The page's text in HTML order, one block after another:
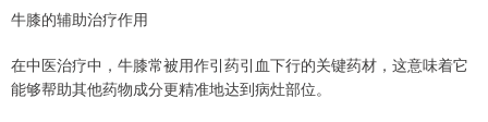
牛膝的辅助治疗作用
在中医治疗中，牛膝常被用作引药引血下行的关键药材，这意味着它
能够帮助其他药物成分更精准地达到病灶部位。